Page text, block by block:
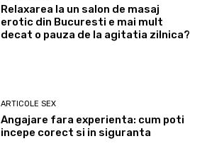
Relaxarea la un salon de masaj
erotic din Bucuresti e mai mult
decat o pauza de la agitatia zilnica?
ARTICOLE SEX
Angajare fara experienta: cum poti
incepe corect si in siguranta